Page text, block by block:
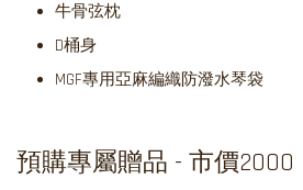
牛骨弦枕
D桶身
MGF專用亞麻編織防潑水琴袋
預購專屬贈品 - 市價2000